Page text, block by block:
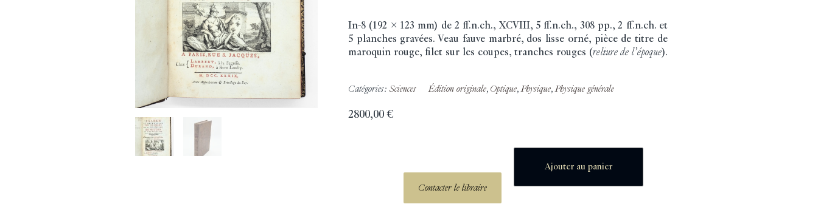
In-8 (192 x 123 mm) de 2 ff.n.ch., XCVIII, 5 ff.n.ch., 308 pp., 2 ff.n.ch. et
5 planches gravées. Veau fauve marbré, dos lisse orné, pièce de titre de
maroquin rouge, filet sur les coupes, tranches rouges (reliure de l’époque).
Catégories:Sciences Édition originale, Optique,Physique,Physique générale
2800,00€
Contacter le libraire
Ajouter au panier